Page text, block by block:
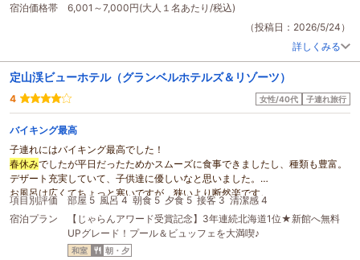
宿泊価格帯
6,001～7,000円(大人１名あたり/税込)
（投稿日：2026/5/24）
詳しくみる
定山渓ビューホテル（グランベルホテルズ＆リゾーツ）
4 女性/40代 子連れ旅行
バイキング最高
子連れにはバイキング最高でした！
春休みでしたが平日だったためかスムーズに食事できましたし、種類も豊富。
デザート充実していて、子供達に優しいなと思いました。
お風呂は広くてちょっと寒いですが、狭いより断然楽です。
残念なのは、受付が毎回長蛇の列。
これだけの規模で、受付が少ないのかなぁ…と思い、子連れも多いので待ち時
間が少ないといいなと思いました。
項目別評価 部屋 5 風呂 4 朝食 5 夕食 5 接客 3 清潔感 4
宿泊プラン
【じゃらんアワード受賞記念】3年連続北海道1位★新館へ無料
UPグレード！プール＆ビュッフェを大満喫♪
和室 朝・夕